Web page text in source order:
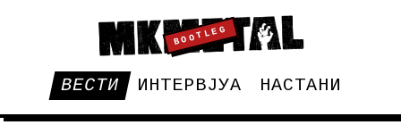
BOOTLEG
ВЕСТИ ИНТЕРВЈУА НАСТАНИ